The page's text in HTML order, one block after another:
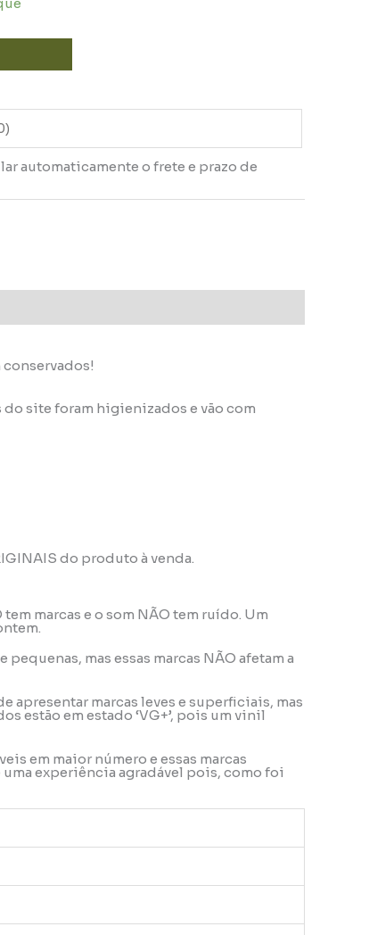
automaticamente o frete e prazo de
site foram higienizados e vão com
do produto à venda.
marcas e o som NÃO tem ruído. Um
mas essas marcas NÃO afetam a
apresentar marcas leves e superficiais, mas
estão em estado ‘VG+’, pois um vinil
em maior número e essas marcas
experiência agradável pois, como foi